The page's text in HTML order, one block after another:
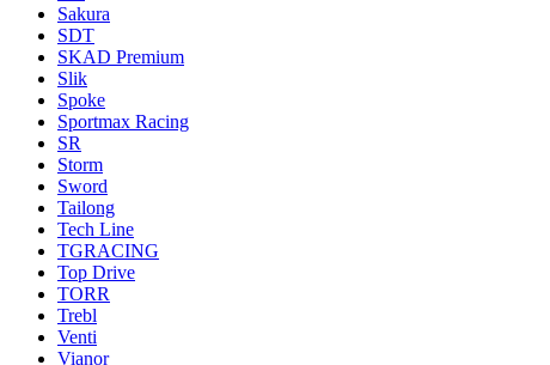
Sakura
SDT
SKAD Premium
Slik
Spoke
Sportmax Racing
SR
Storm
Sword
Tailong
Tech Line
TGRACING
Top Drive
TORR
Trebl
Venti
Vianor